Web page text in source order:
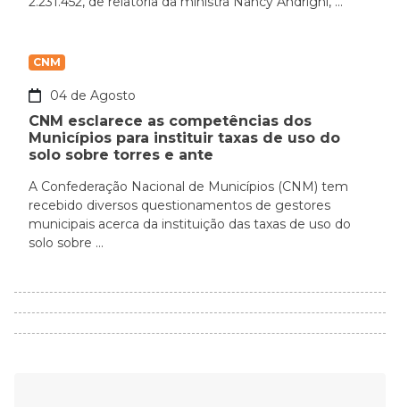
CNM
04 de Agosto
CNM esclarece as competências dos
Municípios para instituir taxas de uso do
solo sobre torres e ante
A Confederação Nacional de Municípios (CNM) tem
recebido diversos questionamentos de gestores
municipais acerca da instituição das taxas de uso do
solo sobre ...